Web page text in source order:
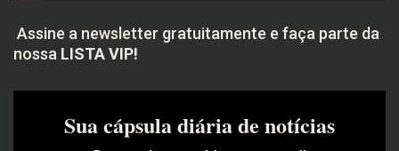
Assine a newsletter gratuitamente e faça parte da
nossa LISTA VIP!
Sua cápsula diária de notícias